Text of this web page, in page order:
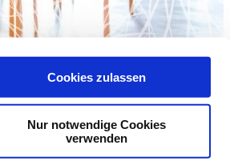
Cookies zulassen
Nur notwendige Cookies
verwenden